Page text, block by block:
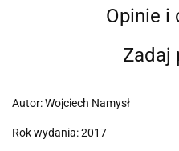
Opinie i
Zadaj
Autor: Wojciech Namysł
Rok wydania: 2017